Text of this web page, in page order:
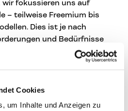
Cookies
um Inhalte und Anzeigen zu
wir fokussieren uns auf
– teilweise Freemium bis
Dies ist je nach
und Bedürfnisse
angepasst.
steht bei uns die
im Mittelpunkt.
umfangreiches